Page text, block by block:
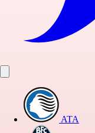
ATA